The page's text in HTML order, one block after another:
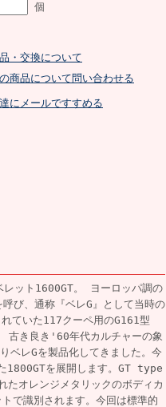
個
・交換について
商品について問い合わせる
にメールですすめる
レット1600GT。 ヨーロッパ調の
び、通称『ベレG』として当時の
ていた117クーペ用のG161型
古き良き'60年代カルチャーの象
ベレGを製品化してきました。今
1800GTを展開します。GT type
たオレンジメタリックのボディカ
で識別されます。今回は標準的